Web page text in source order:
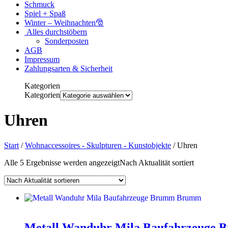
Schmuck
Spiel + Spaß
Winter – Weihnachten🎅
Alles durchstöbern
Sonderposten
AGB
Impressum
Zahlungsarten & Sicherheit
Kategorien
Kategorien
Uhren
Start /Wohnaccessoires - Skulpturen - Kunstobjekte / Uhren
Alle 5 Ergebnisse werden angezeigtNach Aktualität sortiert